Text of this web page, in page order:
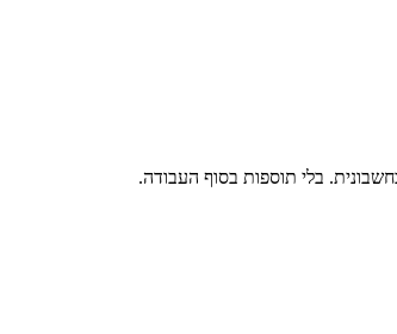
בלי תוספות בסוף העבודה.